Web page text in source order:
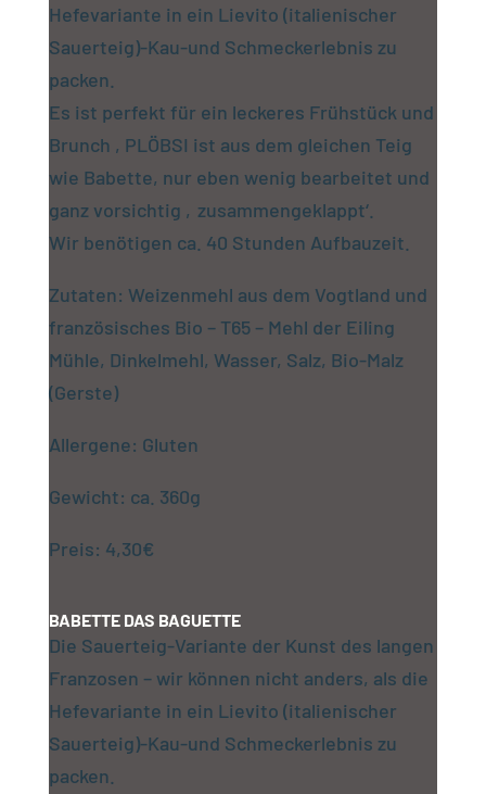
Hefevariante in ein Lievito (italienischer
Sauerteig)-Kau-und Schmeckerlebnis zu
packen.
Es ist perfekt für ein leckeres Frühstück und
Brunch , PLÖBSI ist aus dem gleichen Teig
wie Babette, nur eben wenig bearbeitet und
ganz vorsichtig ‚zusammengeklappt‘.
Wir benötigen ca. 40 Stunden Aufbauzeit.
Zutaten: Weizenmehl aus dem Vogtland und
französisches Bio – T65 – Mehl der Eiling
Mühle, Dinkelmehl, Wasser, Salz, Bio-Malz
(Gerste)
Allergene: Gluten
Gewicht: ca. 360g
Preis: 4,30€
BABETTE DAS BAGUETTE
Die Sauerteig-Variante der Kunst des langen
Franzosen – wir können nicht anders, als die
Hefevariante in ein Lievito (italienischer
Sauerteig)-Kau-und Schmeckerlebnis zu
packen.